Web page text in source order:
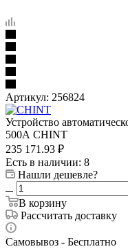
Артикул: 256824
Устройство
500А CHINT
235 171.93 ₽
Есть в наличии: 8
Нашли дешевле?
В корзину
Рассчитать доставку
Самовывоз - Бесплатно